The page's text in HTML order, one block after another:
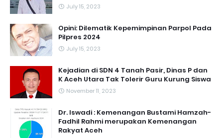
July 15, 2023
Opini: Dilematik Kepemimpinan Parpol Pada
Pilpres 2024
July 15, 2023
Kejadian di SDN 4 Tanah Pasir, Dinas P dan
K Aceh Utara Tak Tolerir Guru Kurung Siswa
November 11, 2023
Dr. Iswadi : Kemenangan Bustami Hamzah-
Fadhil Rahmi merupakan Kemenangan
Rakyat Aceh